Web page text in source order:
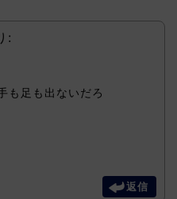
:
も足も出ないだろ
返信